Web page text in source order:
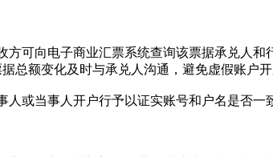
可向电子商业汇票系统查询该票据承兑人和
总额变化及时与承兑人沟通，避免虚假账户开
或当事人开户行予以证实账号和户名是否一